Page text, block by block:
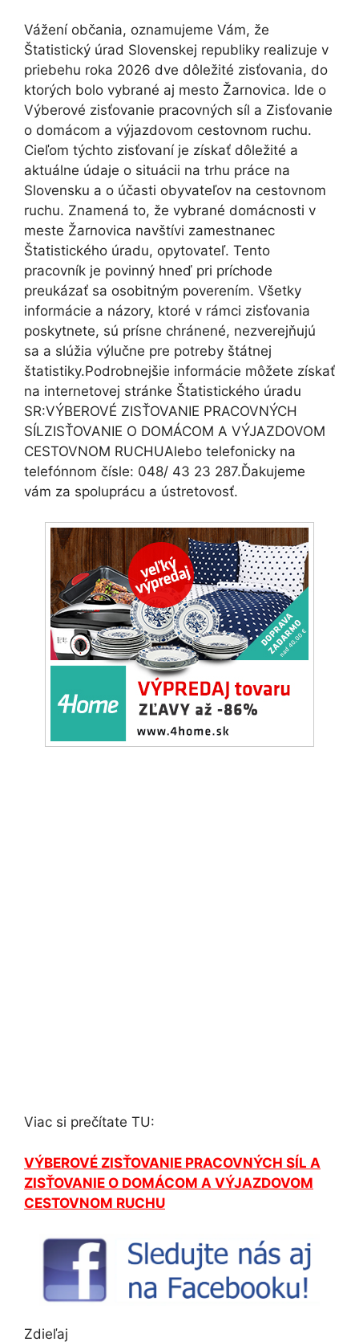
Vážení občania, oznamujeme Vám, že
Štatistický úrad Slovenskej republiky realizuje v
priebehu roka 2026 dve dôležité zisťovania, do
ktorých bolo vybrané aj mesto Žarnovica. Ide o
Výberové zisťovanie pracovných síl a Zisťovanie
o domácom a výjazdovom cestovnom ruchu.
Cieľom týchto zisťovaní je získať dôležité a
aktuálne údaje o situácii na trhu práce na
Slovensku a o účasti obyvateľov na cestovnom
ruchu. Znamená to, že vybrané domácnosti v
meste Žarnovica navštívi zamestnanec
Štatistického úradu, opytovateľ. Tento
pracovník je povinný hneď pri príchode
preukázať sa osobitným poverením. Všetky
informácie a názory, ktoré v rámci zisťovania
poskytnete, sú prísne chránené, nezverejňujú
sa a slúžia výlučne pre potreby štátnej
štatistiky.Podrobnejšie informácie môžete získať
na internetovej stránke Štatistického úradu
SR:VÝBEROVÉ ZISŤOVANIE PRACOVNÝCH
SÍLZISŤOVANIE O DOMÁCOM A VÝJAZDOVOM
CESTOVNOM RUCHUAlebo telefonicky na
telefónnom čísle: 048/ 43 23 287.Ďakujeme
vám za spoluprácu a ústretovosť.
Viac si prečítate TU:
VÝBEROVÉ ZISŤOVANIE PRACOVNÝCH SÍL A
ZISŤOVANIE O DOMÁCOM A VÝJAZDOVOM
CESTOVNOM RUCHU
Zdieľaj